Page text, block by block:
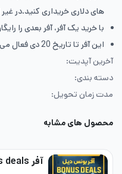
های دلاری خریداری کنید.در
با خرید یک آفر، آفر بعدی را
این آفر تا تاریخ 20 دی فعال می باشد.
آخرین آپدیت:
دسته بندی:
مدت زمان تحویل:
محصول های مشابه
آفر bonus deals کالاف